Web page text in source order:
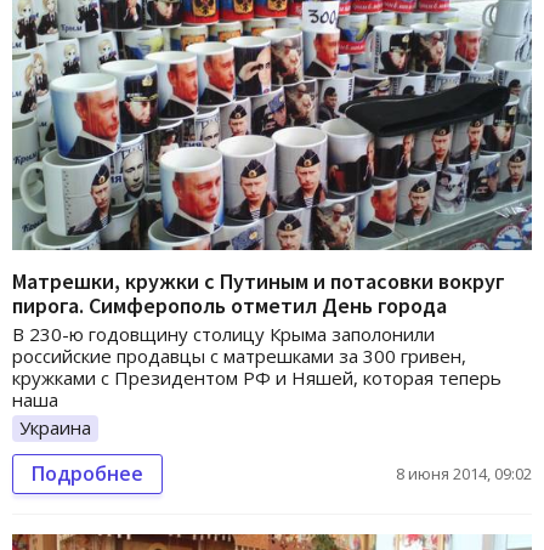
Матрешки, кружки с Путиным и потасовки вокруг
пирога. Симферополь отметил День города
В 230-ю годовщину столицу Крыма заполонили
российские продавцы с матрешками за 300 гривен,
кружками с Президентом РФ и Няшей, которая теперь
наша
Украина
Подробнее 8 июня 2014, 09:02